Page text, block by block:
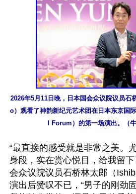
2026年5月11日晚，日本国会众议院议员
o）观看了神韵新纪元艺术团在日本东京国
l Forum）的第一场演出。（牛
“最直接的感受就是非常之美。
身段，实在赏心悦目，给我留下
会众议院议员石桥林太郎（
演出后赞叹不已，“男子的刚劲